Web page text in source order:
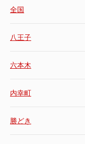
全国
八王子
六本木
内幸町
勝どき